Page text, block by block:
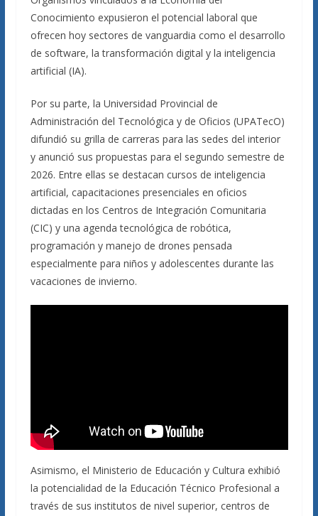
Conocimiento expusieron el potencial laboral que
ofrecen hoy sectores de vanguardia como el desarrollo
de software, la transformación digital y la inteligencia
artificial (IA).
Por su parte, la Universidad Provincial de
Administración del Tecnológica y de Oficios (UPATecO)
difundió su grilla de carreras para las sedes del interior
y anunció sus propuestas para el segundo semestre de
2026. Entre ellas se destacan cursos de inteligencia
artificial, capacitaciones presenciales en oficios
dictadas en los Centros de Integración Comunitaria
(CIC) y una agenda tecnológica de robótica,
programación y manejo de drones pensada
especialmente para niños y adolescentes durante las
vacaciones de invierno.
Asimismo, el Ministerio de Educación y Cultura exhibió
la potencialidad de la Educación Técnico Profesional a
través de sus institutos de nivel superior, centros de